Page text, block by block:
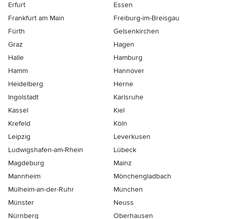
Erfurt
Essen
Frankfurt am Main
Freiburg-im-Breisgau
Fürth
Gelsenkirchen
Graz
Hagen
Halle
Hamburg
Hamm
Hannover
Heidelberg
Herne
Ingolstadt
Karlsruhe
Kassel
Kiel
Krefeld
Köln
Leipzig
Leverkusen
Ludwigshafen-am-Rhein
Lübeck
Magdeburg
Mainz
Mannheim
Mönchen­gladbach
Mülheim-an-der-Ruhr
München
Münster
Neuss
Nürnberg
Oberhausen